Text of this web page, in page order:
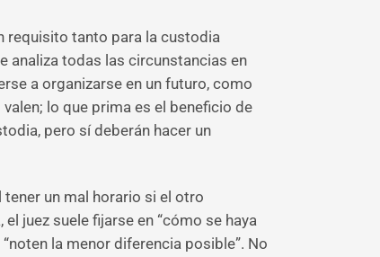
requisito tanto para la custodia
analiza todas las circunstancias en
a organizarse en un futuro, como
lo que prima es el beneficio de
pero sí deberán hacer un
tener un mal horario si el otro
juez suele fijarse en “cómo se haya
la menor diferencia posible”. No